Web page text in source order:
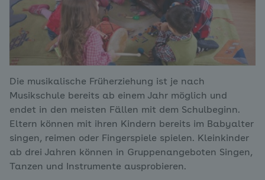
Die musikalische Früherziehung ist je nach
Musikschule bereits ab einem Jahr möglich und
endet in den meisten Fällen mit dem Schulbeginn.
Eltern können mit ihren Kindern bereits im Babyalter
singen, reimen oder Fingerspiele spielen. Kleinkinder
ab drei Jahren können in Gruppenangeboten Singen,
Tanzen und Instrumente ausprobieren.